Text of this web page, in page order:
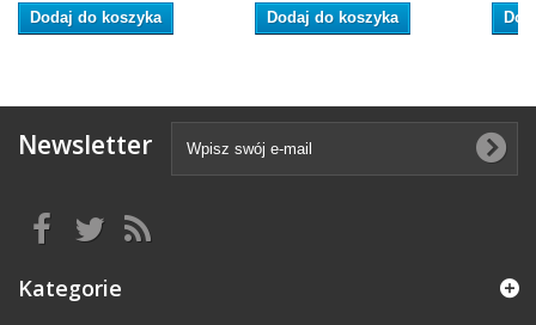
Dodaj do koszyka Dodaj do koszyka
Newsletter
Kategorie